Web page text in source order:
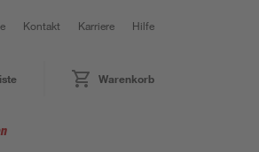
Kontakt Karriere Hilfe
Warenkorb